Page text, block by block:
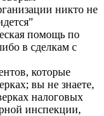
никто не
помощь по
в сделкам с
которые
вы не знаете,
налоговых
инспекции,